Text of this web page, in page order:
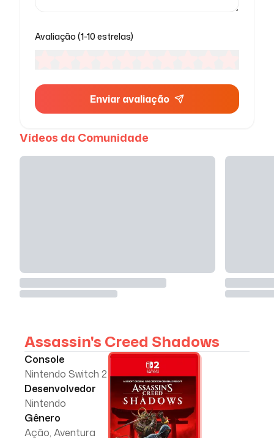
Avaliação (1-10 estrelas)
Enviar avaliação
Vídeos da Comunidade
Assassin's Creed Shadows
Console
Nintendo Switch 2
Desenvolvedor
Nintendo
Gênero
Ação, Aventura